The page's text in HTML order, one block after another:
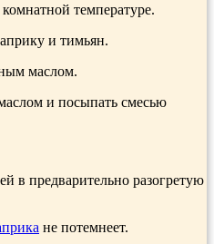
темпе­ратуре.
и тимьян.
маслом.
и посыпать смесью
в предварительно разо­гретую
не потемнеет.